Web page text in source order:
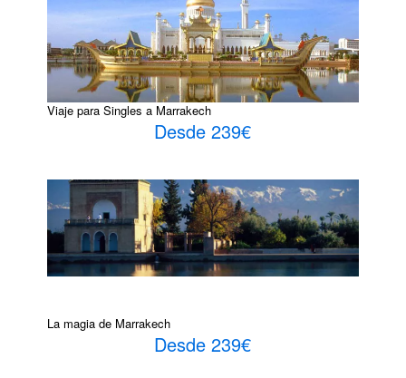
Viaje para Singles a Marrakech
Desde 239€
La magia de Marrakech
Desde 239€